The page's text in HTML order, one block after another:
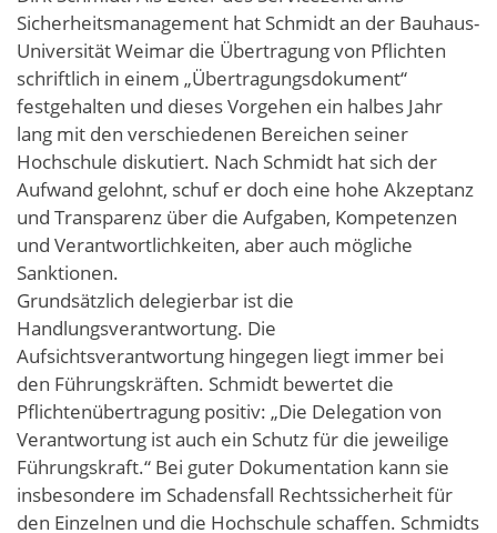
Sicherheitsmanagement hat Schmidt an der Bauhaus-
Universität Weimar die Übertragung von Pflichten
schriftlich in einem „Übertragungsdokument“
festgehalten und dieses Vorgehen ein halbes Jahr
lang mit den verschiedenen Bereichen seiner
Hochschule diskutiert. Nach Schmidt hat sich der
Aufwand gelohnt, schuf er doch eine hohe Akzeptanz
und Transparenz über die Aufgaben, Kompetenzen
und Verantwortlichkeiten, aber auch mögliche
Sanktionen.
Grundsätzlich delegierbar ist die
Handlungsverantwortung. Die
Aufsichtsverantwortung hingegen liegt immer bei
den Führungskräften. Schmidt bewertet die
Pflichtenübertragung positiv: „Die Delegation von
Verantwortung ist auch ein Schutz für die jeweilige
Führungskraft.“ Bei guter Dokumentation kann sie
insbesondere im Schadensfall Rechtssicherheit für
den Einzelnen und die Hochschule schaffen. Schmidts